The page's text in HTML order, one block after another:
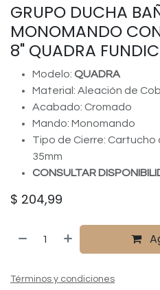
GRUPO DUCHA
MONOMANDO
8" QUADRA
Modelo: QUADRA
Material: Aleación de
Acabado: Cromado
Mando: Monomando
Tipo de Cierre:
35mm
CONSULTAR
$ 204,99
Términos y condiciones